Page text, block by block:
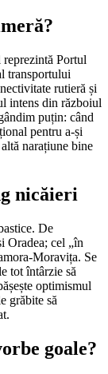
Portul
transportului
rutieră și
intens din războiul
puțin: când
pentru a-și
narațiune bine
nicăieri
De
Oradea; cel „în
Moravița. Se
tot întârzie să
optimismul
grăbite să
goale?